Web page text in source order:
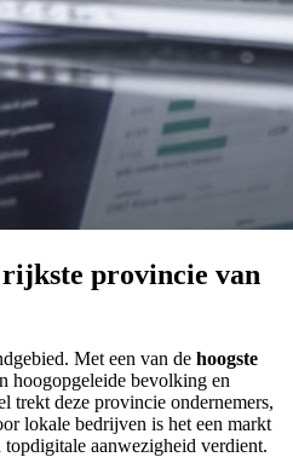
provincie van
Met een van de hoogste
hoogopgeleide bevolking en
trekt deze provincie ondernemers,
lokale bedrijven is het een markt
aanwezigheid verdient.